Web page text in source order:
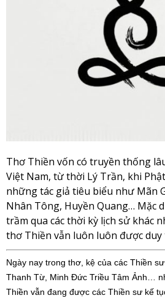
Thơ Thiền vốn có truyền thống
Việt Nam, từ thời Lý Trần, khi
những tác giả tiêu biểu như Mãn
Nhân Tông, Huyền Quang… Mặc
trầm qua các thời kỳ lịch sử khác
thơ Thiền vẫn luôn luôn được
Ngày nay trong thơ, kệ của các Thiền
Thanh Từ, Minh Đức Triều Tâm Ảnh…
Thiền vẫn đang được các Thiền sư kế